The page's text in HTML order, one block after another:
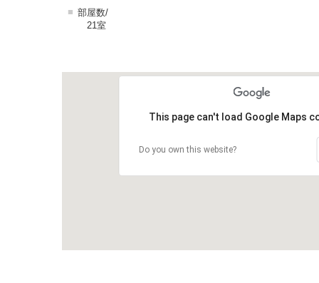
■ 部屋数/
21室
This page can't load Google Maps
Do you own this website?